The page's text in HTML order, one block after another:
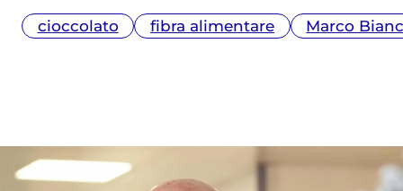
cioccolato fibra alimentare Marco